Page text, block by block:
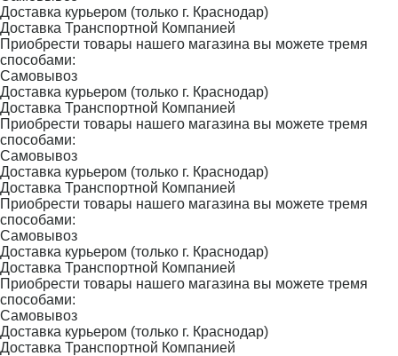
Доставка курьером (только г. Краснодар)
Доставка Транспортной Компанией
Приобрести товары нашего магазина вы можете тремя
способами:
Самовывоз
Доставка курьером (только г. Краснодар)
Доставка Транспортной Компанией
Приобрести товары нашего магазина вы можете тремя
способами:
Самовывоз
Доставка курьером (только г. Краснодар)
Доставка Транспортной Компанией
Приобрести товары нашего магазина вы можете тремя
способами:
Самовывоз
Доставка курьером (только г. Краснодар)
Доставка Транспортной Компанией
Приобрести товары нашего магазина вы можете тремя
способами:
Самовывоз
Доставка курьером (только г. Краснодар)
Доставка Транспортной Компанией